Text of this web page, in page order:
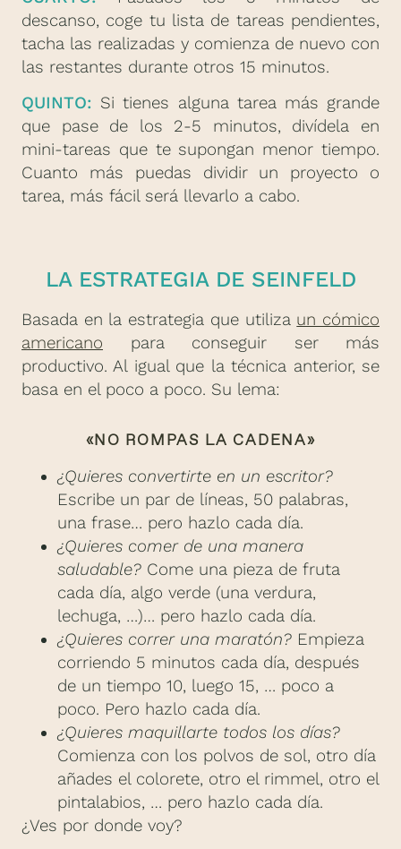
descanso, coge tu lista de tareas pendientes,
tacha las realizadas y comienza de nuevo con
las restantes durante otros 15 minutos.
QUINTO: Si tienes alguna tarea más grande
que pase de los 2-5 minutos, divídela en
mini-tareas que te supongan menor tiempo.
Cuanto más puedas dividir un proyecto o
tarea, más fácil será llevarlo a cabo.
LA ESTRATEGIA DE SEINFELD
Basada en la estrategia que utiliza un cómico
americano para conseguir ser más
productivo. Al igual que la técnica anterior, se
basa en el poco a poco. Su lema:
«NO ROMPAS LA CADENA»
¿Quieres convertirte en un escritor?
Escribe un par de líneas, 50 palabras,
una frase… pero hazlo cada día.
¿Quieres comer de una manera
saludable? Come una pieza de fruta
cada día, algo verde (una verdura,
lechuga, …)… pero hazlo cada día.
¿Quieres correr una maratón? Empieza
corriendo 5 minutos cada día, después
de un tiempo 10, luego 15, … poco a
poco. Pero hazlo cada día.
¿Quieres maquillarte todos los días?
Comienza con los polvos de sol, otro día
añades el colorete, otro el rimmel, otro el
pintalabios, … pero hazlo cada día.
¿Ves por donde voy?